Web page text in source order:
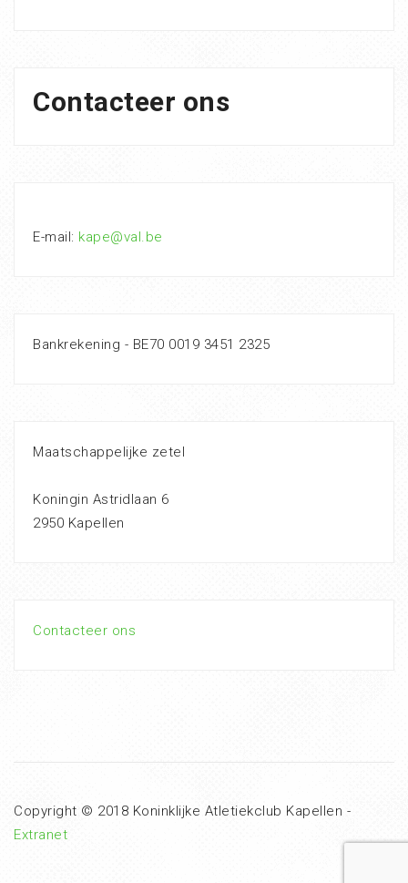
Contacteer ons
E-mail: kape@val.be
Bankrekening - BE70 0019 3451 2325
Maatschappelijke zetel
Koningin Astridlaan 6
2950 Kapellen
Contacteer ons
Copyright © 2018 Koninklijke Atletiekclub Kapellen -
Extranet